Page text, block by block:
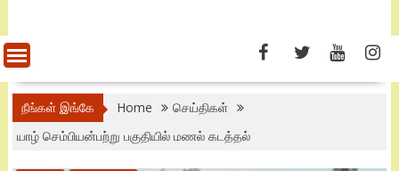
நீங்கள் இங்கே Home
செய்திகள்
யாழ் செம்பியன்பற்று பகுதியில் மணல் கடத்தல்